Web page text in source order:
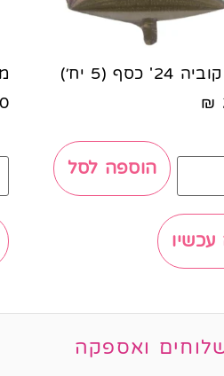
כסף (5 יח׳)
₪
הוספה לסל
עכשיו
ואספקה